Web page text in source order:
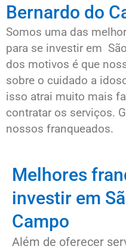
Bernardo do
Somos uma das
para se investir em
dos motivos é que
sobre o cuidado a
isso atrai muito mais
contratar os serviços.
nossos franqueados.
Melhores
investir em
Campo
Além de oferecer